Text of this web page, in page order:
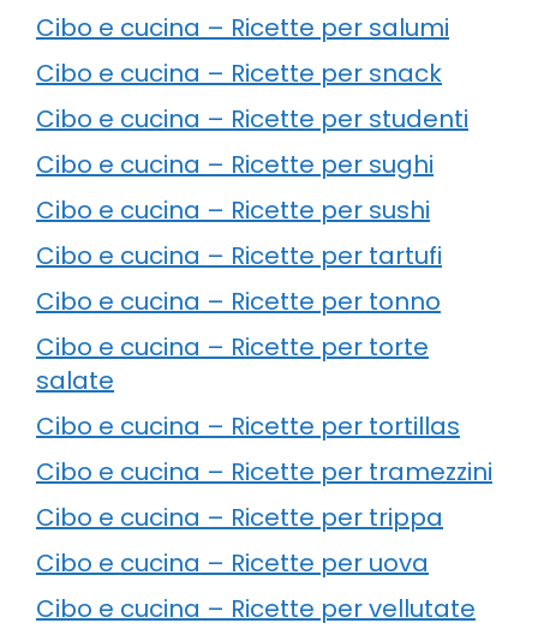
Cibo e cucina – Ricette per salumi
Cibo e cucina – Ricette per snack
Cibo e cucina – Ricette per studenti
Cibo e cucina – Ricette per sughi
Cibo e cucina – Ricette per sushi
Cibo e cucina – Ricette per tartufi
Cibo e cucina – Ricette per tonno
Cibo e cucina – Ricette per torte
salate
Cibo e cucina – Ricette per tortillas
Cibo e cucina – Ricette per tramezzini
Cibo e cucina – Ricette per trippa
Cibo e cucina – Ricette per uova
Cibo e cucina – Ricette per vellutate